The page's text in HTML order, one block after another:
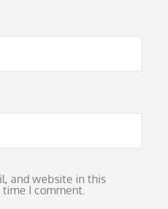
and website in this
I comment.